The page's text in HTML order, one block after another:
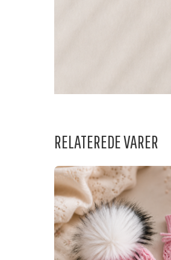
RELATEREDE VARER